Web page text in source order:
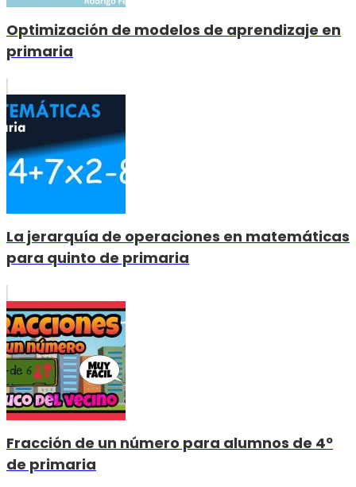
Optimización de modelos de aprendizaje en
primaria
La jerarquía de operaciones en matemáticas
para quinto de primaria
Fracción de un número para alumnos de 4º
de primaria